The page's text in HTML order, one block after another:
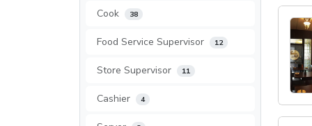
Cook 38
Food Service Supervisor 12
Store Supervisor 11
Cashier 4